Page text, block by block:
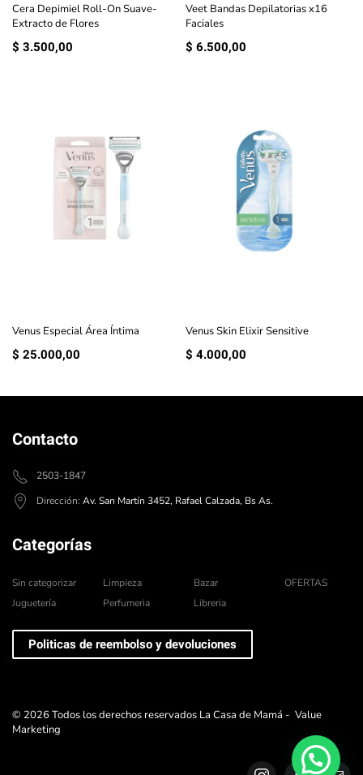
Cera Depimiel Roll-On Suave-
Extracto de Flores
$ 3.500,00
Veet Bandas Depilatorias x16
Faciales
$ 6.500,00
Venus Especial Área Íntima
$ 25.000,00
Venus Skin Elixir Sensitive
$ 4.000,00
Contacto
2503-1847
Dirección: Av. San Martín 3452, Rafael Calzada, Bs As.
Categorías
Sin categorizar
Juguetería
Limpieza
Perfumeria
Bazar
Libreria
OFERTAS
Politicas de reembolso y devoluciones
© 2026 Todos los derechos reservados La Casa de Mamá - Value
Marketing